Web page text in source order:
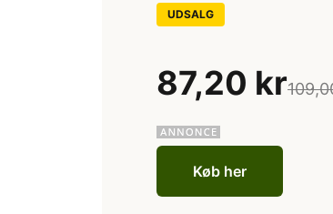
UDSALG
87,20 kr
Køb her